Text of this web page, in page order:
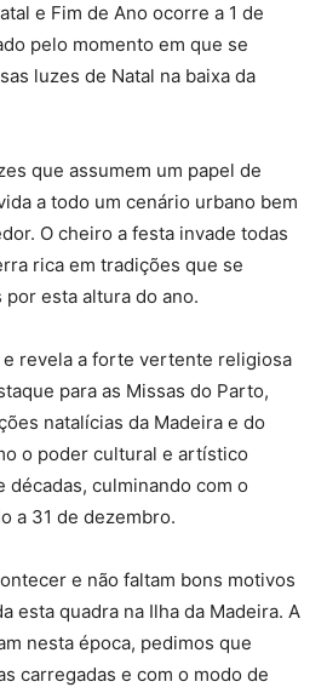
e Fim de Ano ocorre a 1 de
pelo momento em que se
luzes de Natal na baixa da
que assumem um papel de
a todo um cenário urbano bem
O cheiro a festa invade todas
rica em tradições que se
esta altura do ano.
e revela a forte vertente religiosa
para as Missas do Parto,
natalícias da Madeira e do
o poder cultural e artístico
décadas, culminando com o
a 31 de dezembro.
e não faltam bons motivos
esta quadra na Ilha da Madeira. A
nesta época, pedimos que
carregadas e com o modo de